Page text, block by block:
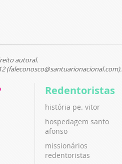
autoral.
(faleconosco@santuarionacional.com).
Redentoristas
história pe. vitor
hospedagem santo
afonso
missionários
redentoristas